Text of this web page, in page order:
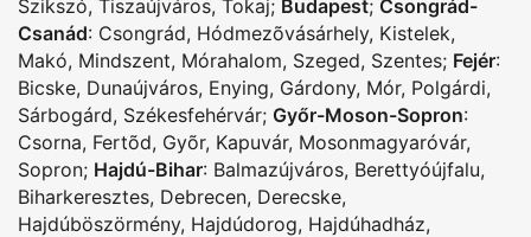
Szikszó, Tiszaújváros, Tokaj; Budapest; Csongrád-
Csanád: Csongrád, Hódmezõvásárhely, Kistelek,
Makó, Mindszent, Mórahalom, Szeged, Szentes; Fejér:
Bicske, Dunaújváros, Enying, Gárdony, Mór, Polgárdi,
Sárbogárd, Székesfehérvár; Győr-Moson-Sopron:
Csorna, Fertõd, Gyõr, Kapuvár, Mosonmagyaróvár,
Sopron; Hajdú-Bihar: Balmazújváros, Berettyóújfalu,
Biharkeresztes, Debrecen, Derecske,
Hajdúböszörmény, Hajdúdorog, Hajdúhadház,